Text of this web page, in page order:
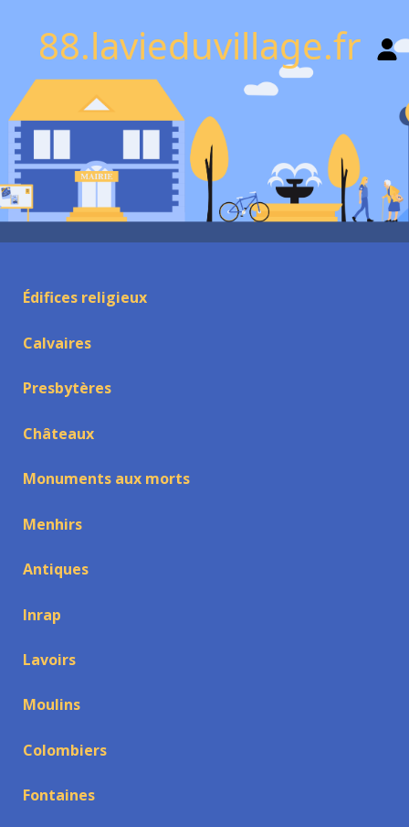
88.lavieduvillage.fr
Édifices religieux
Calvaires
Presbytères
Châteaux
Monuments aux morts
Menhirs
Antiques
Inrap
Lavoirs
Moulins
Colombiers
Fontaines